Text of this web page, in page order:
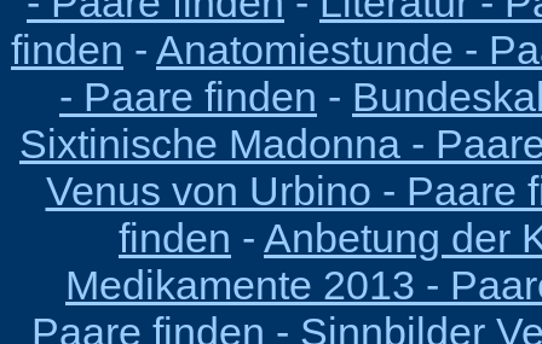
finden - Anatomiestunde -
- Paare finden -
Sixtinische Madonna -
Venus von Urbino - Paare
finden - Anbetung der
Medikamente 2013 -
Paare finden - Sinnbilder